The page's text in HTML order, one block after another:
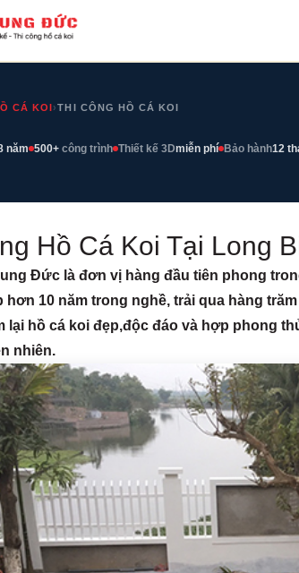
CÁ KOI›THI CÔNG HỒ CÁ KOI
năm 500+ công trình Thiết kế 3Dmiễn phí Bảo hành12
Hồ Cá Koi Tại Long
Đức là đơn vị hàng đầu tiên phong
hơn 10 năm trong nghề, trải qua hàng
lại hồ cá koi đẹp,độc đáo và hợp phong
nhiên.